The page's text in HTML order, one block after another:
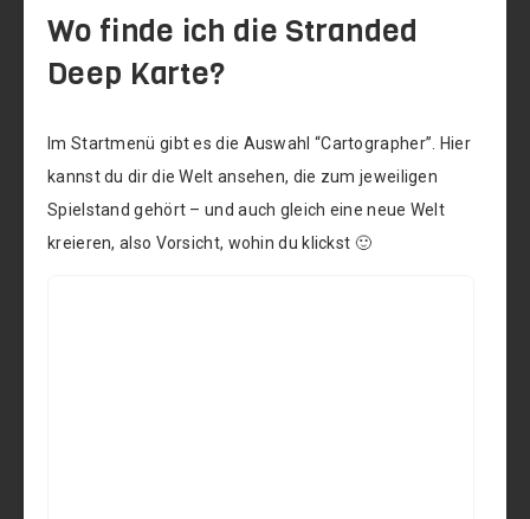
Wo finde ich die Stranded
Deep Karte?
Im Startmenü gibt es die Auswahl “Cartographer”. Hier
kannst du dir die Welt ansehen, die zum jeweiligen
Spielstand gehört – und auch gleich eine neue Welt
kreieren, also Vorsicht, wohin du klickst 🙂